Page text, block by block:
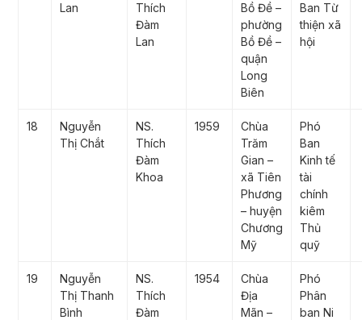
Lan
Thích
Đàm
Lan
Bồ Đề –
phường
Bồ Đề –
quận
Long
Biên
Ban Từ
thiện xã
hội
18
Nguyễn
Thị Chắt
NS.
Thích
Đàm
Khoa
1959
Chùa
Trăm
Gian –
xã Tiên
Phương
– huyện
Chương
Mỹ
Phó
Ban
Kinh tế
tài
chính
kiêm
Thủ
quỹ
19
Nguyễn
Thị Thanh
Bình
NS.
Thích
Đàm
1954
Chùa
Địa
Mãn –
Phó
Phân
ban Ni